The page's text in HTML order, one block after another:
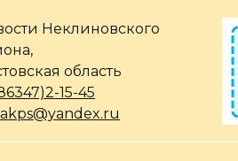
Неклиновского
область
15-45